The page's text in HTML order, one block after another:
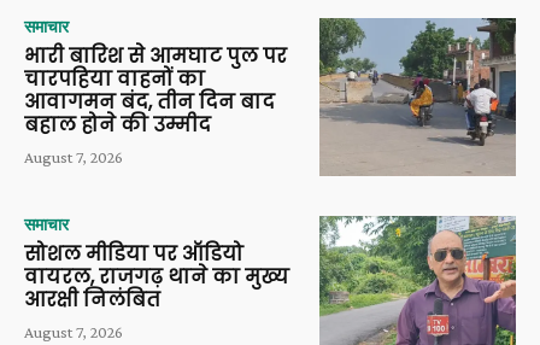
समाचार
भारी बारिश से आमघाट पुल पर
चारपहिया वाहनों का
आवागमन बंद, तीन दिन बाद
बहाल होने की उम्मीद
August 7, 2026
समाचार
सोशल मीडिया पर ऑडियो
वायरल, राजगढ़ थाने का मुख्य
आरक्षी निलंबित
August 7, 2026